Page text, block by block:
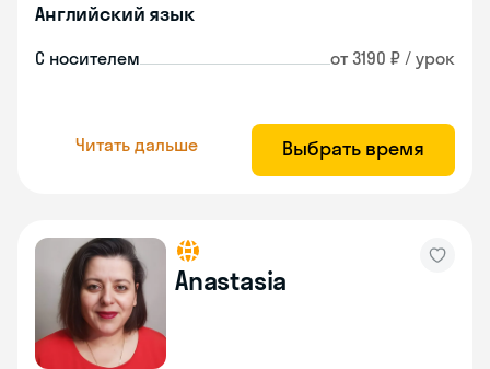
Английский язык
С носителем от 3190 ₽ / урок
Читать дальше Выбрать время
Anastasia